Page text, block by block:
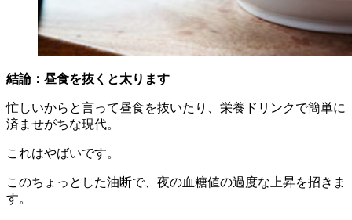
結論：昼食を抜くと太ります
忙しいからと言って昼食を抜いたり、栄養ドリンクで簡単に
済ませがちな現代。
これはやばいです。
このちょっとした油断で、夜の血糖値の過度な上昇を招きま
す。